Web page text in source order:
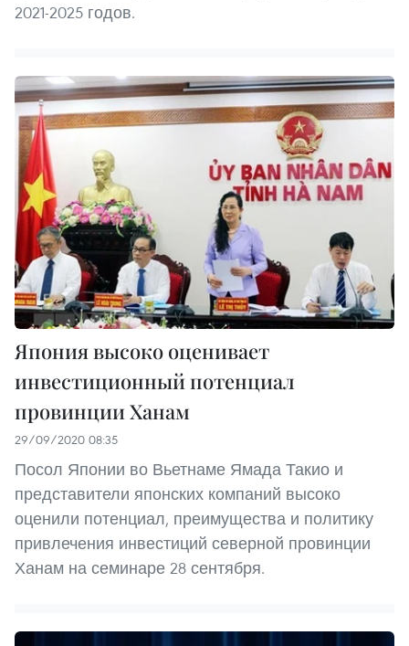
2021-2025 годов.
Япония высоко оценивает
инвестиционный потенциал
провинции Ханам
29/09/2020 08:35
Посол Японии во Вьетнаме Ямада Такио и
представители японских компаний высоко
оценили потенциал, преимущества и политику
привлечения инвестиций северной провинции
Ханам на семинаре 28 сентября.